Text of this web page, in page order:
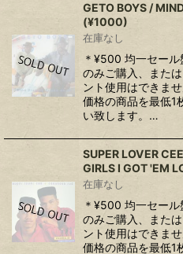
GETO BOYS /
(¥1000)
在庫なし
＊¥500 均一セー
のみご購入、また
ント使用はできま
価格の商品を最低1
い致します。…
SUPER LOVER
GIRLS I GOT 'EM
在庫なし
＊¥500 均一セー
のみご購入、また
ント使用はできま
価格の商品を最低1